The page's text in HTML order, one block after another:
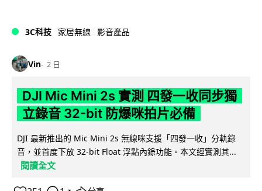
3C科技 家居無線 影音產品
Vin 2 日
DJI Mic Mini 2s 實測 四發一收同步獨
立錄音 32-bit 防爆咪拍片必備
DJI 最新推出的 Mic Mini 2s 無線咪支援「四發一收」分軌錄
音，並首度下放 32-bit Float 浮點內錄功能。本文經實測其...
閱讀全文